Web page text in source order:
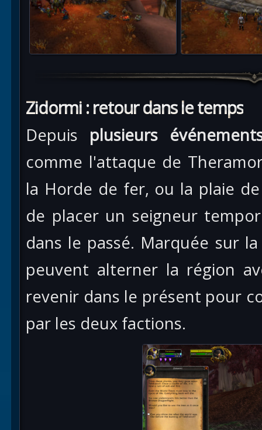
Zidormi : retour dans le temps
Depuis plusieurs
comme l'attaque de
la Horde de fer, ou la plaie
de placer un seigneur
dans le passé. Marquée sur
peuvent alterner la région
revenir dans le présent pour
par les deux factions.